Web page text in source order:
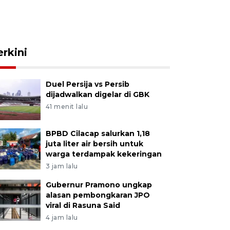
Duel Persija vs Persib
dijadwalkan digelar di GBK
41 menit lalu
BPBD Cilacap salurkan 1,18
juta liter air bersih untuk
warga terdampak kekeringan
3 jam lalu
Gubernur Pramono ungkap
alasan pembongkaran JPO
viral di Rasuna Said
4 jam lalu